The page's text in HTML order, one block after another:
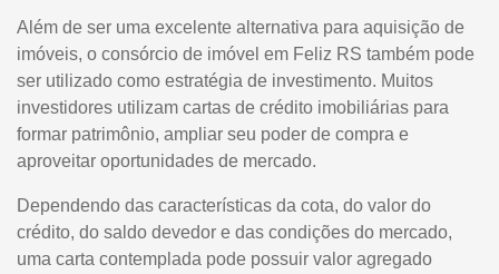
Além de ser uma excelente alternativa para aquisição de
imóveis, o consórcio de imóvel em Feliz RS também pode
ser utilizado como estratégia de investimento. Muitos
investidores utilizam cartas de crédito imobiliárias para
formar patrimônio, ampliar seu poder de compra e
aproveitar oportunidades de mercado.
Dependendo das características da cota, do valor do
crédito, do saldo devedor e das condições do mercado,
uma carta contemplada pode possuir valor agregado